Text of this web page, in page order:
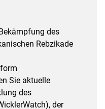
des
Rebzikade
Sie aktuelle
des
der